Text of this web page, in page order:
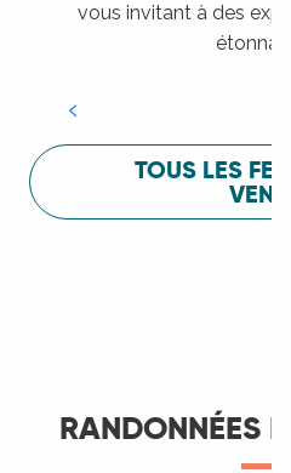
vous invitant à des
Festival Lot of Saveurs
TOUS LES
VENIR
RANDONNÉES